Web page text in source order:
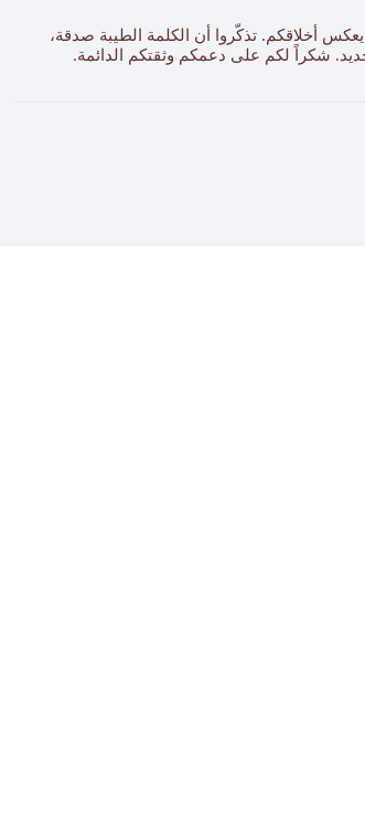
أخلاقكم. تذكّروا أن الكلمة الطيبة صدقة،
شكراً لكم على دعمكم وثقتكم الدائمة.